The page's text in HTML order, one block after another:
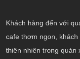
Khách hàng đến với
cafe thơm ngon,
thiên nhiên trong quán